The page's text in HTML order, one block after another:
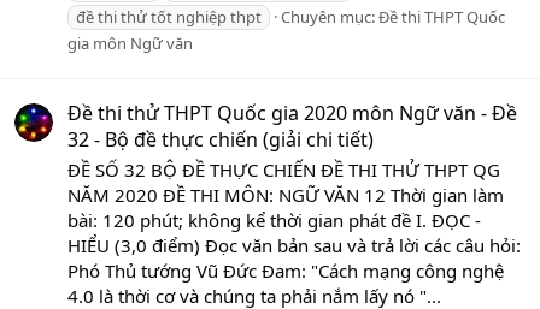
đề thi thử tốt nghiệp thpt Chuyên mục:Đề thi THPT Quốc
gia môn Ngữ văn
Đề thi thử THPT Quốc gia 2020 môn Ngữ văn - Đề
32 - Bộ đề thực chiến (giải chi tiết)
ĐỀ SỐ 32 BỘ ĐỀ THỰC CHIẾN ĐỀ THI THỬ THPT QG
NĂM 2020 ĐỀ THI MÔN: NGỮ VĂN 12 Thời gian làm
bài: 120 phút; không kể thời gian phát đề I. ĐỌC -
HIỂU (3,0 điểm) Đọc văn bản sau và trả lời các câu hỏi:
Phó Thủ tướng Vũ Đức Đam: "Cách mạng công nghệ
4.0 là thời cơ và chúng ta phải nắm lấy nó "...